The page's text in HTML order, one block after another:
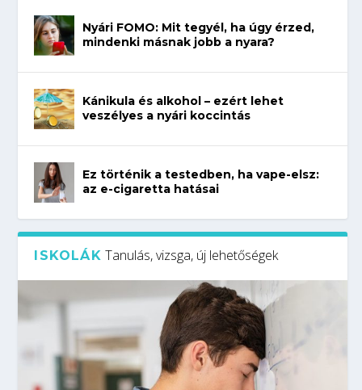
Nyári FOMO: Mit tegyél, ha úgy érzed,
mindenki másnak jobb a nyara?
Kánikula és alkohol – ezért lehet
veszélyes a nyári koccintás
Ez történik a testedben, ha vape-elsz:
az e-cigaretta hatásai
ISKOLÁK Tanulás, vizsga, új lehetőségek